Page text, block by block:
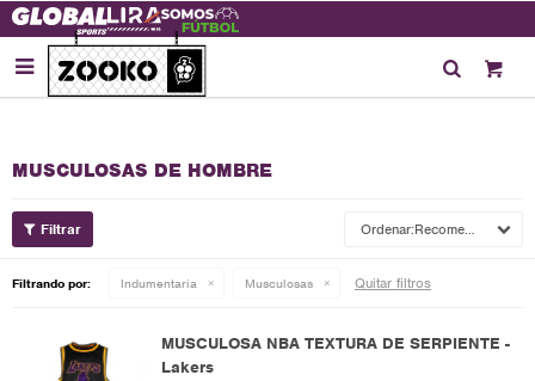

MUSCULOSAS DE HOMBRE
Recomendados
Filtrando por: Indumentaria Musculosas Quitar filtros
MUSCULOSA NBA TEXTURA DE SERPIENTE -
Lakers